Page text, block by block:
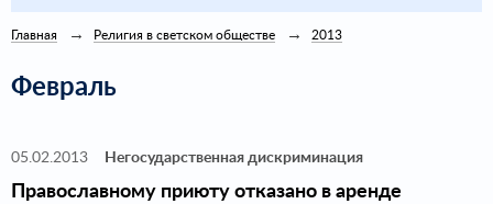
Главная Религия в светском обществе 2013
Февраль
05.02.2013 Негосударственная дискриминация
Православному приюту отказано в аренде